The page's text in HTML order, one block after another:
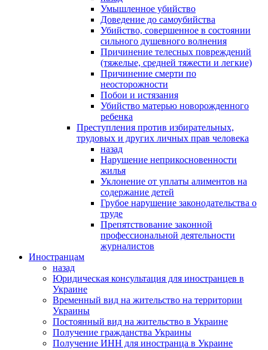
Умышленное убийство
Доведение до самоубийства
Убийство, совершенное в состоянии
сильного душевного волнения
Причинение телесных повреждений
(тяжелые, средней тяжести и легкие)
Причинение смерти по
неосторожности
Побои и истязания
Убийство матерью новорожденного
ребенка
Преступления против избирательных,
трудовых и других личных прав человека
назад
Нарушение неприкосновенности
жилья
Уклонение от уплаты алиментов на
содержание детей
Грубое нарушение законодательства о
труде
Препятствование законной
профессиональной деятельности
журналистов
Иностранцам
назад
Юридическая консультация для иностранцев в
Украине
Временный вид на жительство на территории
Украины
Постоянный вид на жительство в Украине
Получение гражданства Украины
Получение ИНН для иностранца в Украине